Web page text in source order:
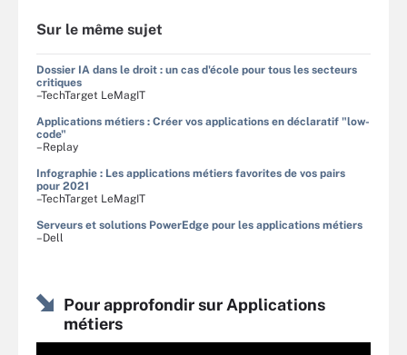
Sur le même sujet
Dossier IA dans le droit : un cas d'école pour tous les secteurs
critiques
–TechTarget LeMagIT
Applications métiers : Créer vos applications en déclaratif "low-
code"
–Replay
Infographie : Les applications métiers favorites de vos pairs
pour 2021
–TechTarget LeMagIT
Serveurs et solutions PowerEdge pour les applications métiers
–Dell
Pour approfondir sur Applications
métiers